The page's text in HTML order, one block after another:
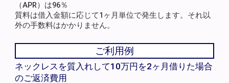
（APR）は96％
質料は借入金額に応じて1ヶ月単位で発生します。それ以
外の手数料はかかりません。
ご利用例
ネックレスを質入れして10万円を2ヶ月借りた場合
のご返済費用